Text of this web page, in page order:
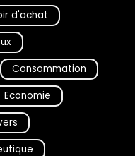
d'achat
Consommation
Economie